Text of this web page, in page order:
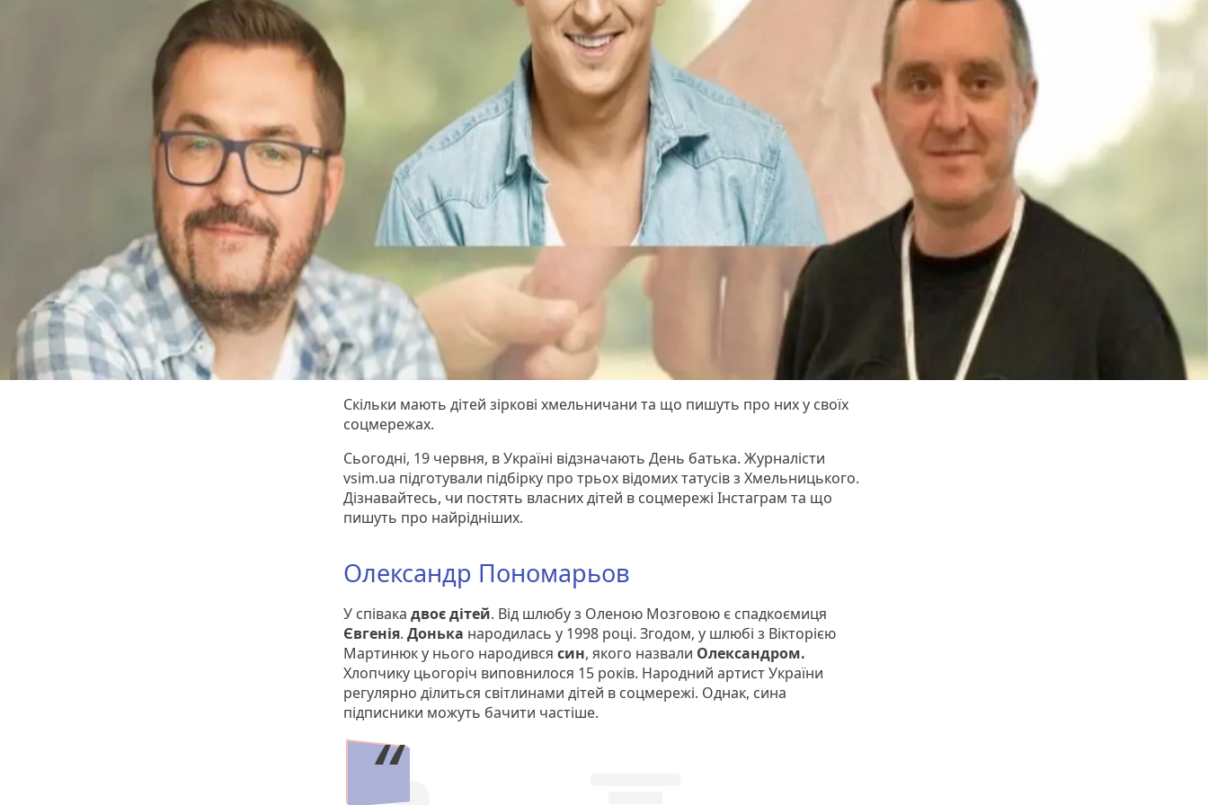
Скільки мають дітей зіркові хмельничани та що пишуть про них у своїх
соцмережах.
Сьогодні, 19 червня, в Україні відзначають День батька. Журналісти
vsim.ua підготували підбірку про трьох відомих татусів з Хмельницького.
Дізнавайтесь, чи постять власних дітей в соцмережі Інстаграм та що
пишуть про найрідніших.
Олександр Пономарьов
У співака двоє дітей. Від шлюбу з Оленою Мозговою є спадкоємиця
Євгенія. Донька народилась у 1998 році. Згодом, у шлюбі з Вікторією
Мартинюк у нього народився син, якого назвали Олександром.
Хлопчику цьогоріч виповнилося 15 років. Народний артист України
регулярно ділиться світлинами дітей в соцмережі. Однак, сина
підписники можуть бачити частіше.